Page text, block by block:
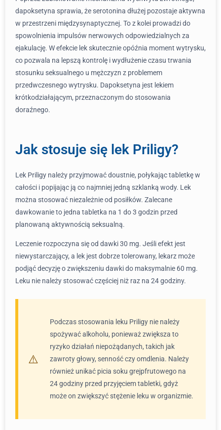
dapoksetyna sprawia, że serotonina dłużej pozostaje aktywna
w przestrzeni międzysynaptycznej. To z kolei prowadzi do
spowolnienia impulsów nerwowych odpowiedzialnych za
ejakulację. W efekcie lek skutecznie opóźnia moment wytrysku,
co pozwala na lepszą kontrolę i wydłużenie czasu trwania
stosunku seksualnego u mężczyzn z problemem
przedwczesnego wytrysku. Dapoksetyna jest lekiem
krótkodziałającym, przeznaczonym do stosowania
doraźnego.
Jak stosuje się lek Priligy?
Lek Priligy należy przyjmować doustnie, połykając tabletkę w
całości i popijając ją co najmniej jedną szklanką wody. Lek
można stosować niezależnie od posiłków. Zalecane
dawkowanie to jedna tabletka na 1 do 3 godzin przed
planowaną aktywnością seksualną.
Leczenie rozpoczyna się od dawki 30 mg. Jeśli efekt jest
niewystarczający, a lek jest dobrze tolerowany, lekarz może
podjąć decyzję o zwiększeniu dawki do maksymalnie 60 mg.
Leku nie należy stosować częściej niż raz na 24 godziny.
Podczas stosowania leku Priligy nie należy
spożywać alkoholu, ponieważ zwiększa to
ryzyko działań niepożądanych, takich jak
zawroty głowy, senność czy omdlenia. Należy
również unikać picia soku grejpfrutowego na
24 godziny przed przyjęciem tabletki, gdyż
może on zwiększyć stężenie leku w organizmie.